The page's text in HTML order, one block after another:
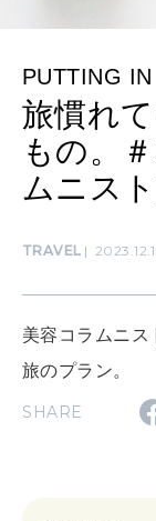
PUTTING
旅慣れ
もの。
ムニス
TRAVEL
美容コラムニス
旅のプラン。
SHARE